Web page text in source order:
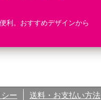
利。おすすめデザインから
ー 送料・お支払い方法